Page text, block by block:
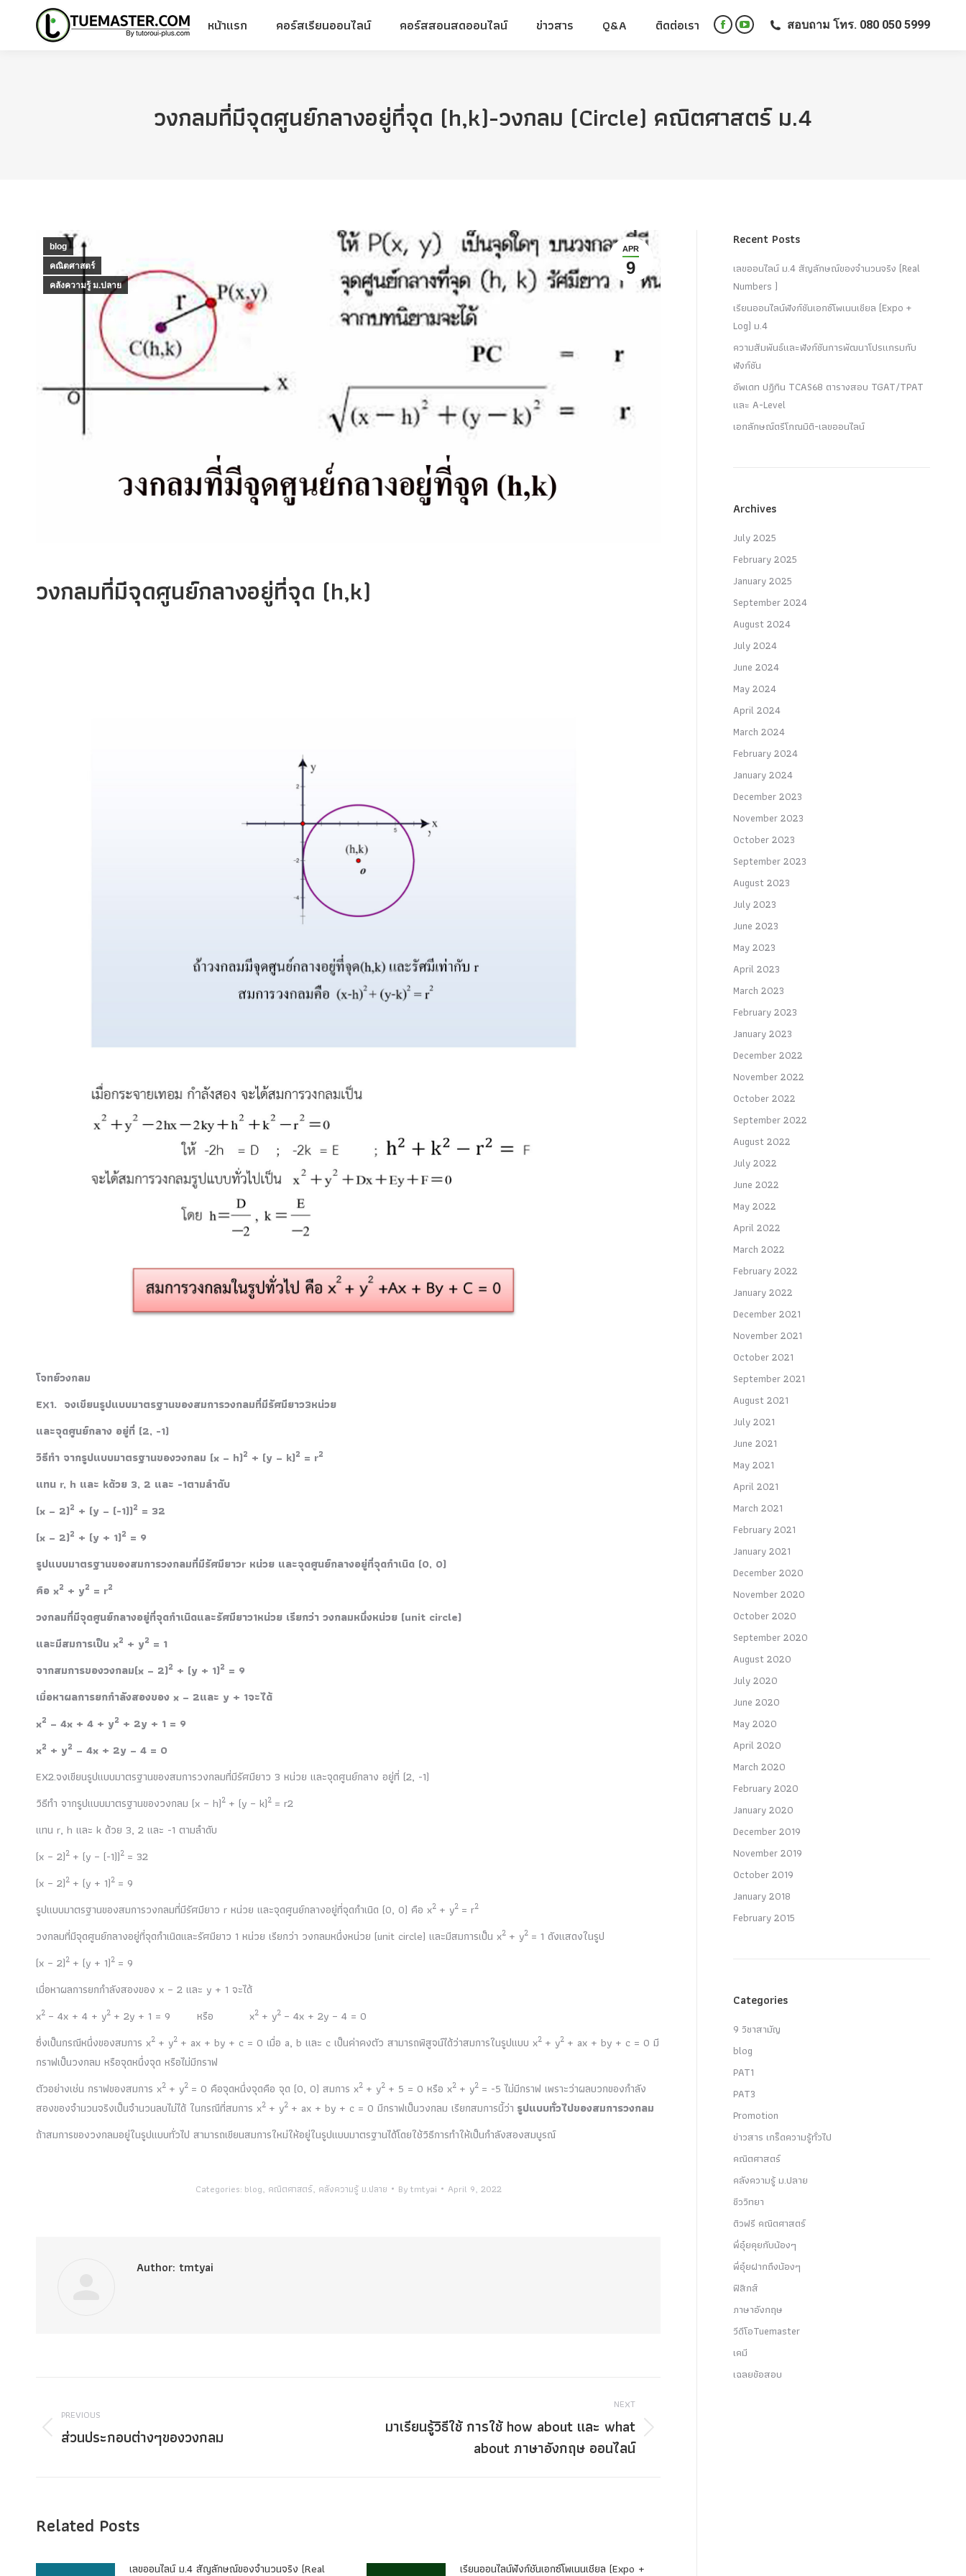
หน้าแรก คอร์สเรียนออนไลน์ คอร์สสอนสดออนไลน์ ข่าวสาร Q&A ติดต่อเรา
Facebook
window
YouTube
window
สอบถาม โทร. 080 050 5999
วงกลมที่มีจุดศูนย์กลางอยู่ที่จุด (h,k)-วงกลม (Circle) คณิตศาสตร์ ม.4
APR
9
blog
คณิตศาสตร์
คลังความรู้ ม.ปลาย
วงกลมที่มีจุดศูนย์กลางอยู่ที่จุด (h,k)
โจทย์วงกลม
EX1. จงเขียนรูปแบบมาตรฐานของสมการวงกลมที่มีรัศมียาว3หน่วย
และจุดศูนย์กลาง อยู่ที่ (2, -1)
วิธีทำ จากรูปแบบมาตรฐานของวงกลม (x – h)2 + (y – k)2 = r2
แทน r, h และ kด้วย 3, 2 และ -1ตามลำดับ
(x – 2)2 + (y – (-1))2 = 32
(x – 2)2 + (y + 1)2 = 9
รูปแบบมาตรฐานของสมการวงกลมที่มีรัศมียาวr หน่วย และจุดศูนย์กลางอยู่ที่จุดกำเนิด (0, 0)
คือ x2 + y2 = r2
วงกลมที่มีจุดศูนย์กลางอยู่ที่จุดกำเนิดและรัศมียาว1หน่วย เรียกว่า วงกลมหนึ่งหน่วย (unit circle)
และมีสมการเป็น x2 + y2 = 1
จากสมการของวงกลม(x – 2)2 + (y + 1)2 = 9
เมื่อหาผลการยกกำลังสองของ x – 2และ y + 1จะได้
x2 – 4x + 4 + y2 + 2y + 1 = 9
x2 + y2 – 4x + 2y – 4 = 0
EX2.จงเขียนรูปแบบมาตรฐานของสมการวงกลมที่มีรัศมียาว 3 หน่วย และจุดศูนย์กลาง อยู่ที่ (2, -1)
วิธีทำ จากรูปแบบมาตรฐานของวงกลม (x – h)2 + (y – k)2 = r2
แทน r, h และ k ด้วย 3, 2 และ -1 ตามลำดับ
(x – 2)2 + (y – (-1))2 = 32
(x – 2)2 + (y + 1)2 = 9
รูปแบบมาตรฐานของสมการวงกลมที่มีรัศมียาว r หน่วย และจุดศูนย์กลางอยู่ที่จุดกำเนิด (0, 0) คือ x2 + y2 = r2
วงกลมที่มีจุดศูนย์กลางอยู่ที่จุดกำเนิดและรัศมียาว 1 หน่วย เรียกว่า วงกลมหนึ่งหน่วย (unit circle) และมีสมการเป็น x2 + y2 = 1 ดังแสดงในรูป
(x – 2)2 + (y + 1)2 = 9
เมื่อหาผลการยกกำลังสองของ x – 2 และ y + 1 จะได้
x2 – 4x + 4 + y2 + 2y + 1 = 9 หรือ x2 + y2 – 4x + 2y – 4 = 0
ซึ่งเป็นกรณีหนึ่งของสมการ x2 + y2 + ax + by + c = 0 เมื่อ a, b และ c เป็นค่าคงตัว สามารถพิสูจน์ได้ว่าสมการในรูปแบบ x2 + y2 + ax + by + c = 0 มี
กราฟเป็นวงกลม หรือจุดหนึ่งจุด หรือไม่มีกราฟ
ตัวอย่างเช่น กราฟของสมการ x2 + y2 = 0 คือจุดหนึ่งจุดคือ จุด (0, 0) สมการ x2 + y2 + 5 = 0 หรือ x2 + y2 = -5 ไม่มีกราฟ เพราะว่าผลบวกของกำลัง
สองของจำนวนจริงเป็นจำนวนลบไม่ได้ ในกรณีที่สมการ x2 + y2 + ax + by + c = 0 มีกราฟเป็นวงกลม เรียกสมการนี้ว่า รูปแบบทั่วไปของสมการวงกลม
ถ้าสมการของวงกลมอยู่ในรูปแบบทั่วไป สามารถเขียนสมการใหม่ให้อยู่ในรูปแบบมาตรฐานได้โดยใช้วิธีการทำให้เป็นกำลังสองสมบูรณ์
Categories: blog, คณิตศาสตร์, คลังความรู้ ม.ปลาย Bytmtyai April 9, 2022
Author: tmtyai
navigation
PREVIOUS
Previous
ส่วนประกอบต่างๆของวงกลม
NEXT
Nextมาเรียนรู้วิธีใช้ การใช้ how about และ what
about ภาษาอังกฤษ ออนไลน์
Related Posts
เลขออนไลน์ ม.4 สัญลักษณ์ของจำนวนจริง (Real เรียนออนไลน์ฟังก์ชันเอกซ์โพเนนเชียล (Expo +
Recent Posts
เลขออนไลน์ ม.4 สัญลักษณ์ของจำนวนจริง (Real
Numbers )
เรียนออนไลน์ฟังก์ชันเอกซ์โพเนนเชียล (Expo +
Log) ม.4
ความสัมพันธ์และฟังก์ชันการพัฒนาโปรแกรมกับ
ฟังก์ชัน
อัพเดท ปฏิทิน TCAS68 ตารางสอบ TGAT/TPAT
และ A-Level
เอกลักษณ์ตรีโกณมิติ-เลขออนไลน์
Archives
July 2025
February 2025
January 2025
September 2024
August 2024
July 2024
June 2024
May 2024
April 2024
March 2024
February 2024
January 2024
December 2023
November 2023
October 2023
September 2023
August 2023
July 2023
June 2023
May 2023
April 2023
March 2023
February 2023
January 2023
December 2022
November 2022
October 2022
September 2022
August 2022
July 2022
June 2022
May 2022
April 2022
March 2022
February 2022
January 2022
December 2021
November 2021
October 2021
September 2021
August 2021
July 2021
June 2021
May 2021
April 2021
March 2021
February 2021
January 2021
December 2020
November 2020
October 2020
September 2020
August 2020
July 2020
June 2020
May 2020
April 2020
March 2020
February 2020
January 2020
December 2019
November 2019
October 2019
January 2018
February 2015
Categories
9 วิชาสามัญ
blog
PAT1
PAT3
Promotion
ข่าวสาร เกร็ดความรู้ทั่วไป
คณิตศาสตร์
คลังความรู้ ม.ปลาย
ชีววิทยา
ติวฟรี คณิตศาสตร์
พี่อุ๋ยคุยกับน้องๆ
พี่อุ๋ยฝากถึงน้องๆ
ฟิสิกส์
ภาษาอังกฤษ
วีดีโอTuemaster
เคมี
เฉลยข้อสอบ
หน้าแรก คอร์สเรียนออนไลน์ คอร์สสอนสดออนไลน์ ข่าวสาร Q&A ติดต่อเรา
Facebook
window
YouTube
window
สอบถาม โทร. 080 050 5999